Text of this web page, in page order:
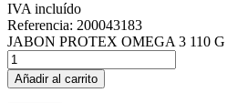
IVA incluído
Referencia: 200043183
JABON PROTEX OMEGA 3 110 G
Añadir al carrito